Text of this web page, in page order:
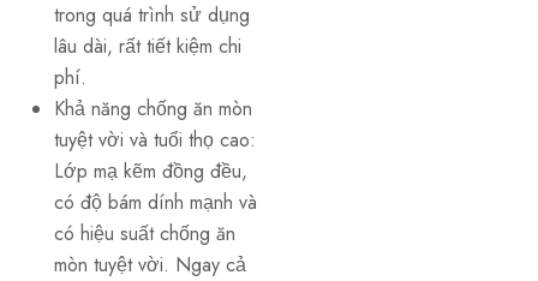
trong quá trình sử dụng
lâu dài, rất tiết kiệm chi
phí.
Khả năng chống ăn mòn
tuyệt vời và tuổi thọ cao:
Lớp mạ kẽm đồng đều,
có độ bám dính mạnh và
có hiệu suất chống ăn
mòn tuyệt vời. Ngay cả